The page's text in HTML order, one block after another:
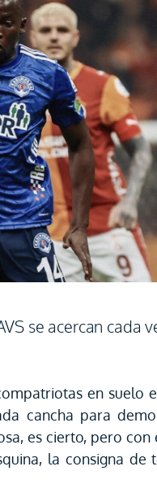
se acercan cada
en suelo
cancha para
es cierto, pero con
la consigna de